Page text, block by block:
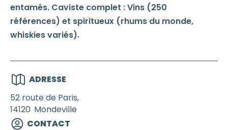
entamés. Caviste complet : Vins (250
références) et spiritueux (rhums du monde,
whiskies variés).
ADRESSE
52 route de Paris,
14120 Mondeville
CONTACT